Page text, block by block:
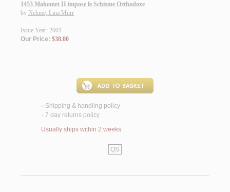
1453 Mahomet II impose le Schisme Orthodoxe
by Nehme, Lina Murr
Issue Year: 2001
Our Price: $38.00
< Shipping & handling policy
< 7 day returns policy
Usually ships within 2 weeks
QS